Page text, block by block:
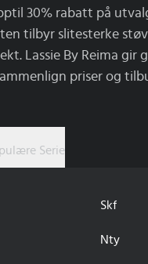
30% rabatt på
tilbyr slitesterke
Lassie By Reima
priser og
Serie
Skf
Nty